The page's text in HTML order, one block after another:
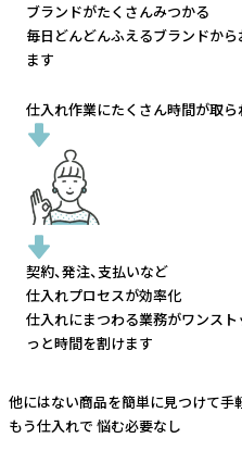
ブランドがたくさんみつかる
毎日どんどんふえるブランドから
ます
仕入れ作業にたくさん時間が取ら
契約、発注、支払いなど
仕入れプロセスが効率化
仕入れにまつわる業務がワンスト
っと時間を割けます
他にはない商品を簡単に見つけて手
もう仕入れで 悩む必要なし